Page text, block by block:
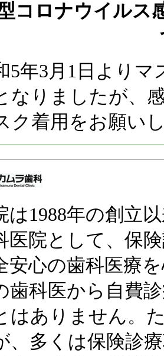
コロナウイルス
5年3月1日より
なりましたが、
ク着用をお願い
は1988年の創立
医院として、保
安心の歯科医療
歯科医から自費
はありません。
、多くは保険診